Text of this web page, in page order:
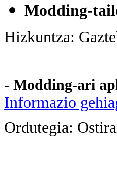
Modding-
Hizkuntza:
- Modding-ari
Informazio
Ordutegia: